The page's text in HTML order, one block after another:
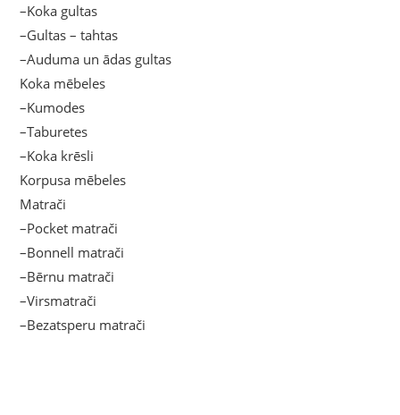
–Koka gultas
–Gultas – tahtas
–Auduma un ādas gultas
Koka mēbeles
–Kumodes
–Taburetes
–Koka krēsli
Korpusa mēbeles
Matrači
–Pocket matrači
–Bonnell matrači
–Bērnu matrači
–Virsmatrači
–Bezatsperu matrači